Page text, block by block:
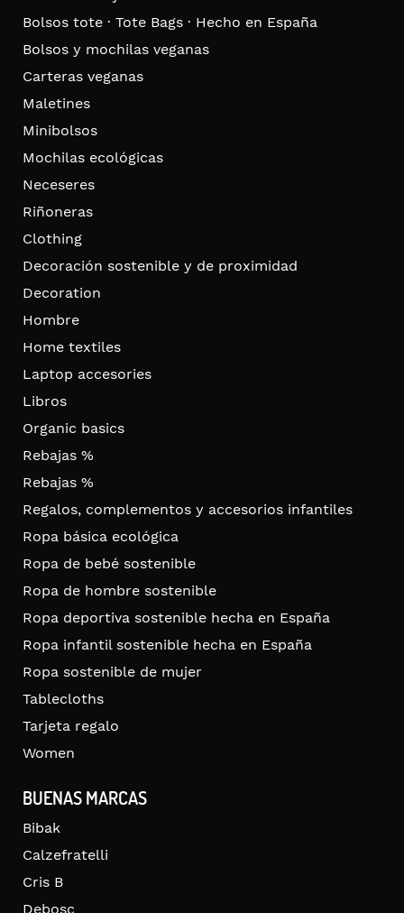
Bolsos tote · Tote Bags · Hecho en España
Bolsos y mochilas veganas
Carteras veganas
Maletines
Minibolsos
Mochilas ecológicas
Neceseres
Riñoneras
Clothing
Decoración sostenible y de proximidad
Decoration
Hombre
Home textiles
Laptop accesories
Libros
Organic basics
Rebajas %
Rebajas %
Regalos, complementos y accesorios infantiles
Ropa básica ecológica
Ropa de bebé sostenible
Ropa de hombre sostenible
Ropa deportiva sostenible hecha en España
Ropa infantil sostenible hecha en España
Ropa sostenible de mujer
Tablecloths
Tarjeta regalo
Women
BUENAS MARCAS
Bibak
Calzefratelli
Cris B
Debosc